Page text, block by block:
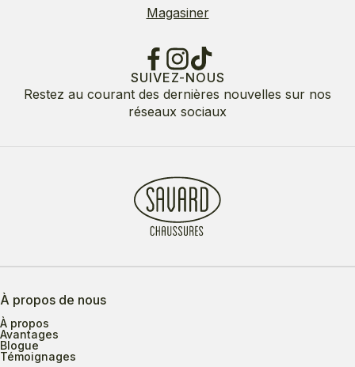
Magasiner
SUIVEZ-NOUS
Restez au courant des dernières nouvelles sur nos
réseaux sociaux
À propos de nous
À propos
Avantages
Blogue
Témoignages